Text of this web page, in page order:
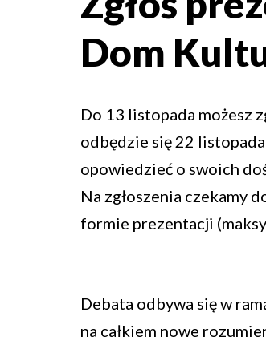
Dom
Do 13 listopada możesz
odbędzie się 22
opowiedzieć o swoich
Na zgłoszenia czekamy
formie prezentacji
Debata odbywa się w
na całkiem nowe